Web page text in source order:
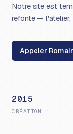
Notre site est
refonte — l'atelier,
Appeler Romain
2015
CRÉATION